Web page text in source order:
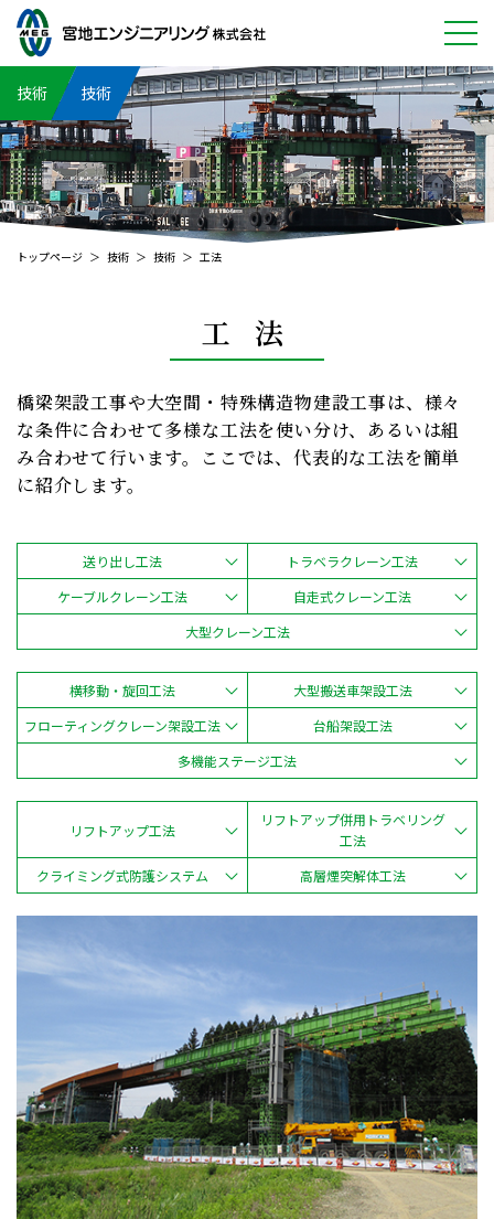
宮地エンジニアリングについて
事業紹介
技術
プライバシーポリシー
技術 技術
トップページ 技術 技術 工法
工 法
橋梁架設工事や大空間・特殊構造物建設工事は、様々
な条件に合わせて多様な工法を使い分け、あるいは組
み合わせて行います。ここでは、代表的な工法を簡単
に紹介します。
送り出し工法
トラベラクレーン工法
ケーブルクレーン工法
自走式クレーン工法
大型クレーン工法
横移動・旋回工法
大型搬送車架設工法
フローティングクレーン架設工法
台船架設工法
多機能ステージ工法
リフトアップ工法
リフトアップ併用トラベリング
工法
クライミング式防護システム
高層煙突解体工法